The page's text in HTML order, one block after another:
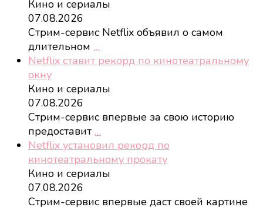
Кино и сериалы
07.08.2026
Стрим-сервис Netflix объявил о самом
длительном …
Netflix ставит рекорд по кинотеатральному
окну
Кино и сериалы
07.08.2026
Стрим-сервис впервые за свою историю
предоставит …
Netflix установил рекорд по
кинотеатральному прокату
Кино и сериалы
07.08.2026
Стрим-сервис впервые даст своей картине